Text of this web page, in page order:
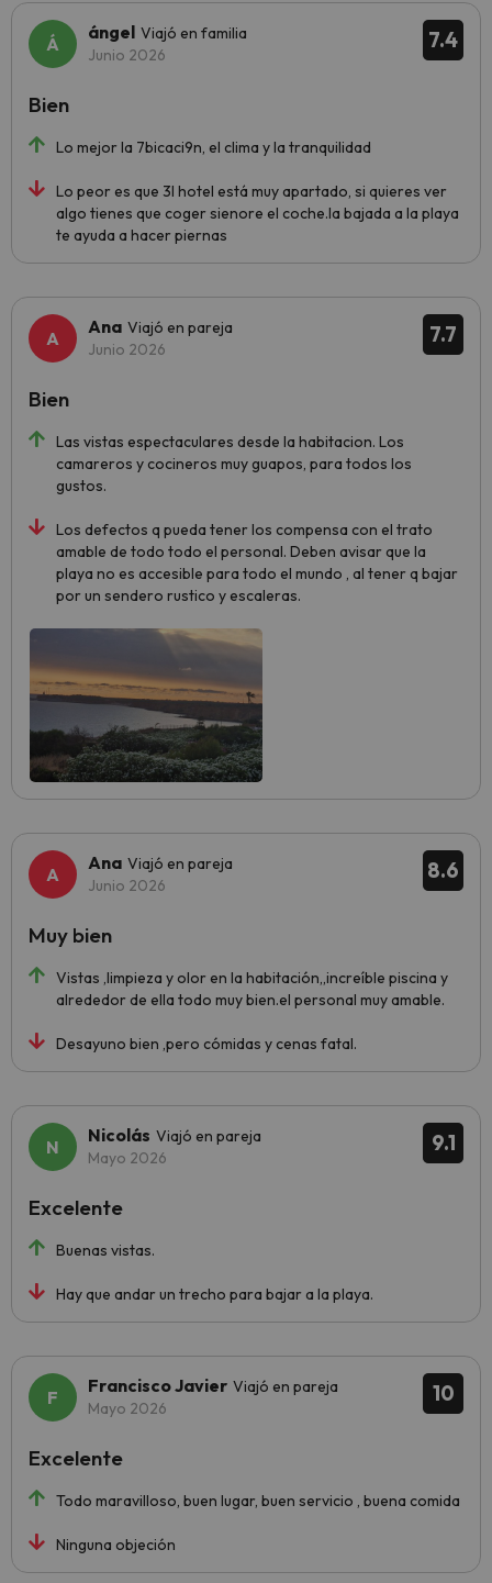
7.4
ángel Viajó en familia
Junio 2026
Lo mejor la 7bicaci9n, el clima y la tranquilidad
Lo peor es que 3l hotel está muy apartado, si quieres ver
algo tienes que coger sienore el coche.la bajada a la playa
te ayuda a hacer piernas
Bien
7.7
Ana Viajó en pareja
Junio 2026
Las vistas espectaculares desde la habitacion. Los
camareros y cocineros muy guapos, para todos los
gustos.
Los defectos q pueda tener los compensa con el trato
amable de todo todo el personal. Deben avisar que la
playa no es accesible para todo el mundo , al tener q bajar
por un sendero rustico y escaleras.
Bien
8.6
Ana Viajó en pareja
Junio 2026
Vistas ,limpieza y olor en la habitación,,increíble piscina y
alrededor de ella todo muy bien.el personal muy amable.
Desayuno bien ,pero cómidas y cenas fatal.
Muy bien
9.1
Nicolás Viajó en pareja
Mayo 2026
Buenas vistas.
Hay que andar un trecho para bajar a la playa.
Excelente
10
Francisco Javier Viajó en pareja
Mayo 2026
Todo maravilloso, buen lugar, buen servicio , buena comida
Ninguna objeción
Excelente